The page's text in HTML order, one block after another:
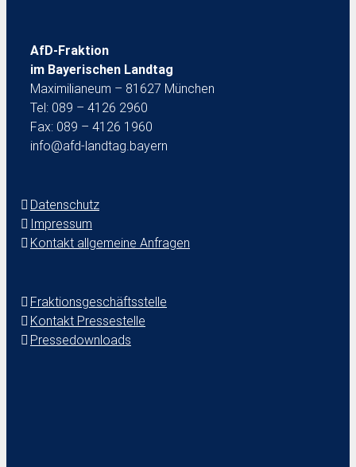
AfD-Fraktion
im Bayerischen Landtag
Maximilianeum – 81627 München
Tel: 089 – 4126 2960
Fax: 089 – 4126 1960
info@afd-landtag.bayern
Datenschutz
Impressum
Kontakt allgemeine Anfragen
Fraktionsgeschäftsstelle
Kontakt Pressestelle
Pressedownloads